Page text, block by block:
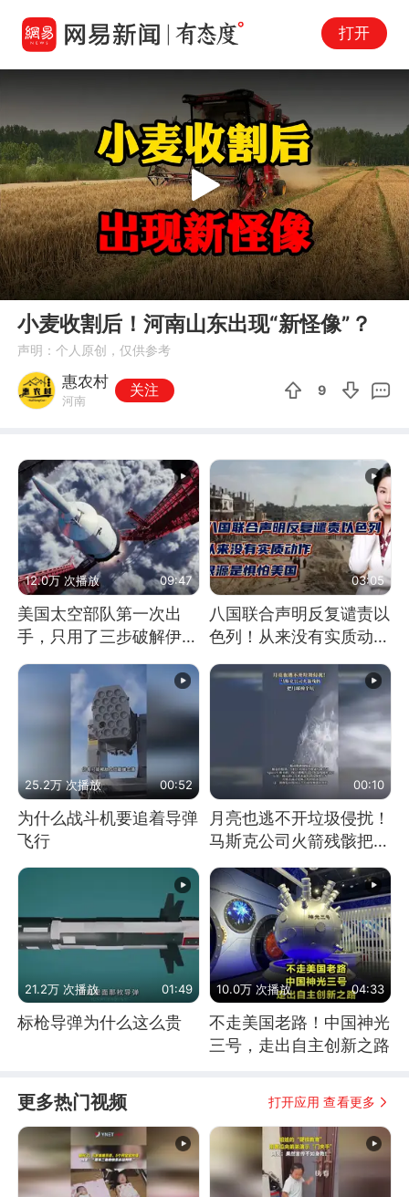
打开
00:00 01:58
Play
小麦收割后！河南山东出现“新怪像”？
声明：个人原创，仅供参考
惠农村
河南
关注 9
12.0万 次播放 09:47
美国太空部队第一次出
手，只用了三步破解伊朗
03:05
八国联合声明反复谴责以
色列！从来没有实质动
25.2万 次播放 00:52
为什么战斗机要追着导弹
飞行
00:10
月亮也逃不开垃圾侵扰！
马斯克公司火箭残骸把月
球撞个坑
21.2万 次播放 01:49
标枪导弹为什么这么贵
10.0万 次播放 04:33
不走美国老路！中国神光
三号，走出自主创新之路
更多热门视频 打开应用 查看更多